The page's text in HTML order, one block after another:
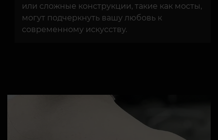
или сложные конструкции, такие как мосты,
могут подчеркнуть вашу любовь к
современному искусству.